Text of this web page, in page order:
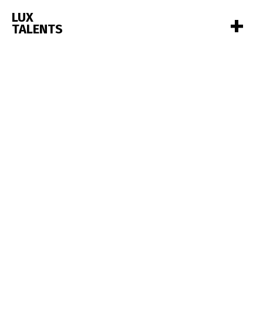
LUX
TALENTS +